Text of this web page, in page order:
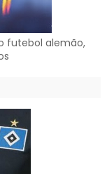
futebol alemão,